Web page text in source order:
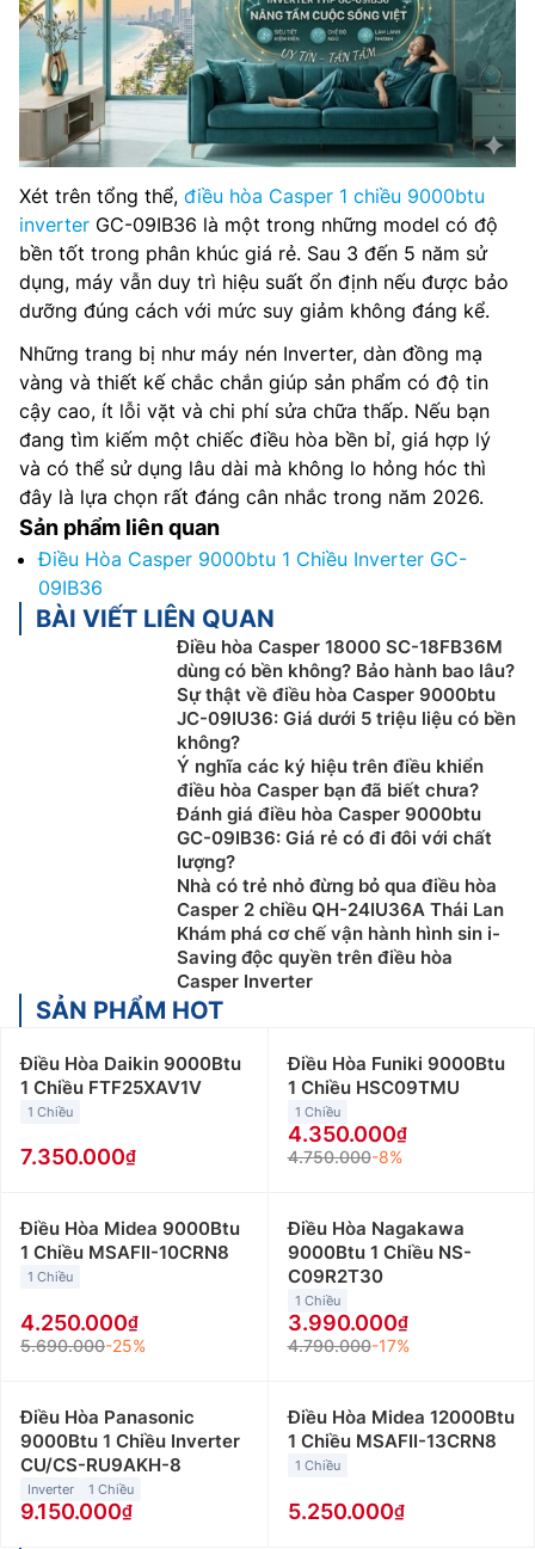
Xét trên tổng thể, điều hòa Casper 1 chiều 9000btu
inverter GC-09IB36 là một trong những model có độ
bền tốt trong phân khúc giá rẻ. Sau 3 đến 5 năm sử
dụng, máy vẫn duy trì hiệu suất ổn định nếu được bảo
dưỡng đúng cách với mức suy giảm không đáng kể.
Những trang bị như máy nén Inverter, dàn đồng mạ
vàng và thiết kế chắc chắn giúp sản phẩm có độ tin
cậy cao, ít lỗi vặt và chi phí sửa chữa thấp. Nếu bạn
đang tìm kiếm một chiếc điều hòa bền bỉ, giá hợp lý
và có thể sử dụng lâu dài mà không lo hỏng hóc thì
đây là lựa chọn rất đáng cân nhắc trong năm 2026.
Sản phẩm liên quan
Điều Hòa Casper 9000btu 1 Chiều Inverter GC-
09IB36
BÀI VIẾT LIÊN QUAN
Điều hòa Casper 18000 SC-18FB36M
dùng có bền không? Bảo hành bao lâu?
Sự thật về điều hòa Casper 9000btu
JC-09IU36: Giá dưới 5 triệu liệu có bền
không?
Ý nghĩa các ký hiệu trên điều khiển
điều hòa Casper bạn đã biết chưa?
Đánh giá điều hòa Casper 9000btu
GC-09IB36: Giá rẻ có đi đôi với chất
lượng?
Nhà có trẻ nhỏ đừng bỏ qua điều hòa
Casper 2 chiều QH-24IU36A Thái Lan
Khám phá cơ chế vận hành hình sin i-
Saving độc quyền trên điều hòa
Casper Inverter
SẢN PHẨM HOT
Điều Hòa Daikin 9000Btu
1 Chiều FTF25XAV1V
1 Chiều
7.350.000
Điều Hòa Funiki 9000Btu
1 Chiều HSC09TMU
1 Chiều
4.350.000
4.750.000-8%
Điều Hòa Midea 9000Btu
1 Chiều MSAFII-10CRN8
1 Chiều
4.250.000
5.690.000-25%
Điều Hòa Nagakawa
9000Btu 1 Chiều NS-
C09R2T30
1 Chiều
3.990.000
4.790.000-17%
Điều Hòa Panasonic
9000Btu 1 Chiều Inverter
CU/CS-RU9AKH-8
Inverter 1 Chiều
9.150.000
Điều Hòa Midea 12000Btu
1 Chiều MSAFII-13CRN8
1 Chiều
5.250.000